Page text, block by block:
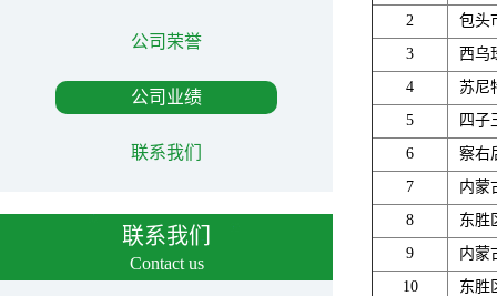
公司荣誉
公司业绩
联系我们
联系我们
Contact us
2
包头
3
西乌
4
苏尼
5
四子
6
察右
7
内蒙
8
东胜
9
内蒙
10
东胜